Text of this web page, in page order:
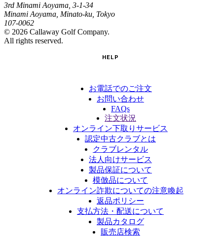
3rd Minami Aoyama, 3-1-34
Minami Aoyama, Minato-ku, Tokyo
107-0062
© 2026 Callaway Golf Company.
All rights reserved.
HELP
お電話でのご注文
お問い合わせ
FAQs
注文状況
オンライン下取りサービス
認定中古クラブとは
クラブレンタル
法人向けサービス
製品保証について
模倣品について
オンライン詐欺についての注意喚起
返品ポリシー
支払方法・配送について
製品カタログ
販売店検索